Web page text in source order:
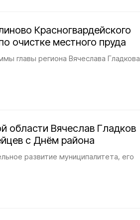
Красногвардейского
очистке местного пруда
главы региона Вячеслава Гладкова
области Вячеслав Гладков
с Днём района
развитие муниципалитета, его